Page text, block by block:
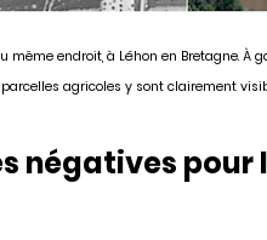
endroit, à Léhon en Bretagne. À
agricoles y sont clairement
négatives